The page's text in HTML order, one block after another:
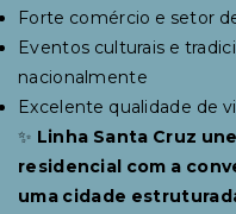
Forte comércio e setor
Eventos culturais e
nacionalmente
Excelente qualidade de
✨ Linha Santa Cruz
residencial com a
uma cidade